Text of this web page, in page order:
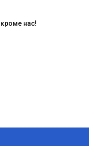
нас!